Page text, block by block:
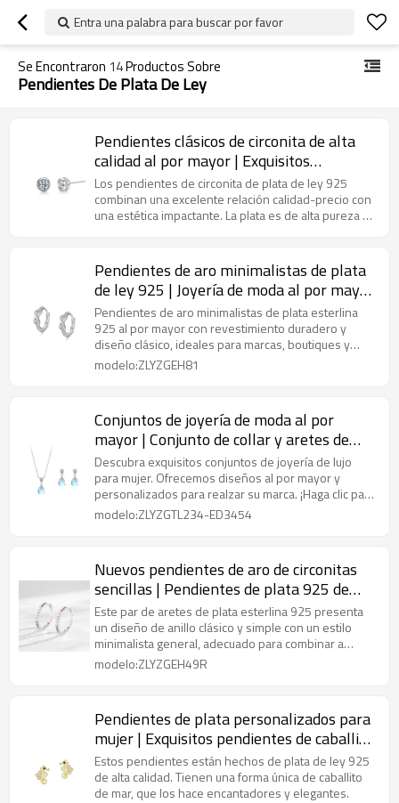
Entra una palabra para buscar por favor
Se Encontraron 14Productos Sobre
Pendientes De Plata De Ley
Pendientes clásicos de circonita de alta
calidad al por mayor | Exquisitos
pendientes de plata de ley 925 para
mujer
Los pendientes de circonita de plata de ley 925
combinan una excelente relación calidad-precio con
una estética impactante. La plata es de alta pureza y
Pendientes de aro minimalistas de plata
de ley 925 | Joyería de moda al por mayor
para mujer
Pendientes de aro minimalistas de plata esterlina
925 al por mayor con revestimiento duradero y
diseño clásico, ideales para marcas, boutiques y
compradores de joyería de moda al por mayor.
modelo:ZLYZGEH81
Conjuntos de joyería de moda al por
mayor | Conjunto de collar y aretes de
plata para regalo
Descubra exquisitos conjuntos de joyería de lujo
para mujer. Ofrecemos diseños al por mayor y
personalizados para realzar su marca. ¡Haga clic para
explorar nuestra colección premium y oportunidades
modelo:ZLYZGTL234-ED3454
Nuevos pendientes de aro de circonitas
sencillas | Pendientes de plata 925 de
alta gama para mujer
Este par de aretes de plata esterlina 925 presenta
un diseño de anillo clásico y simple con un estilo
minimalista general, adecuado para combinar a
diario o usar solo.
modelo:ZLYZGEH49R
Pendientes de plata personalizados para
mujer | Exquisitos pendientes de caballito
de mar de plata de ley 925
Estos pendientes están hechos de plata de ley 925
de alta calidad. Tienen una forma única de caballito
de mar, que los hace encantadores y elegantes.